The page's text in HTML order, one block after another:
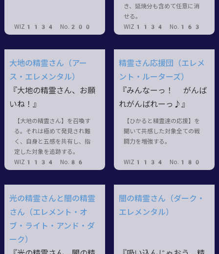
WIZ1134 No.200
き、延焼分も含めて任意に消
せる。
WIZ1134 No.163
大地の精霊さん（アー
ス・エレメンタル）
『大地の精霊さん、お願
いね！』
【大地の精霊さん】を召喚す
る。それは極めて発見され難
く、自身と五感を共有し、指
定した対象を追跡する。
WIZ1134 No.86
精霊さん応援団（エレメ
ント・ルーターズ）
『みんなーっ！ がんば
れがんばれーっ♪』
【ひかると精霊達の応援】を
聞いて共感した対象全ての戦
闘力を増強する。
WIZ1134 No.180
光の精霊さんと闇の精霊
さん（エレメント・オ
ブ・ライト・アンド・ダ
ーク）
闇の精霊さん（ダーク・
エレメンタル）